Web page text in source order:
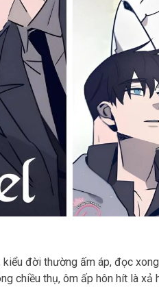
kiểu đời thường ấm áp, đọc
chiều thụ, ôm ấp hôn hít là xả